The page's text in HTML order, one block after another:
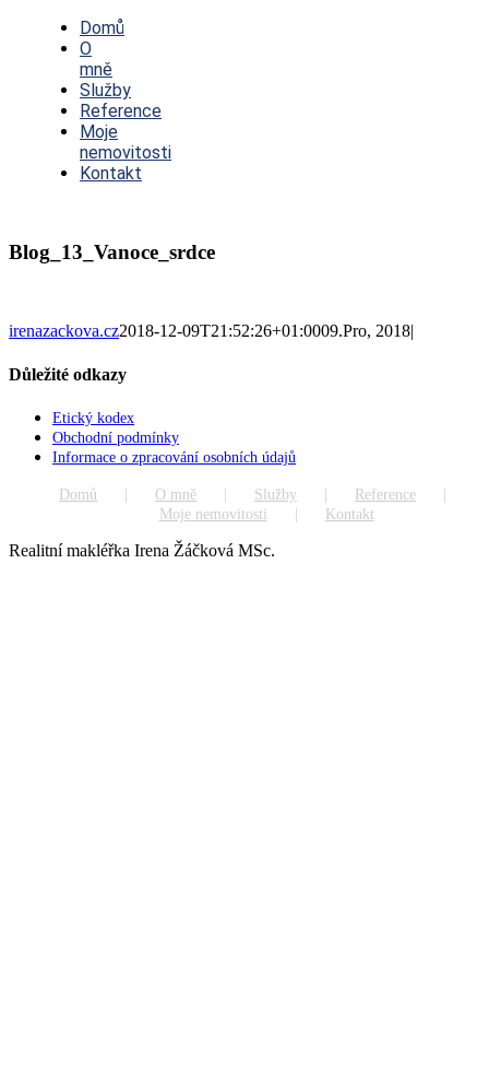
NavigationDomů
O
mně
Služby
Reference
Moje
nemovitosti
Kontakt
Blog_13_Vanoce_srdce
irenazackova.cz2018-12-09T21:52:26+01:0009.Pro, 2018|
Důležité odkazy
Etický kodex
Obchodní podmínky
Informace o zpracování osobních údajů
Domů O mně Služby
Reference
Moje nemovitosti
Kontakt
Realitní makléřka Irena Žáčková MSc.